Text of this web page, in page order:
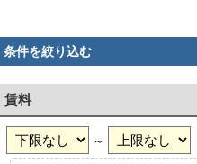
条件を絞り込む
賃料
～